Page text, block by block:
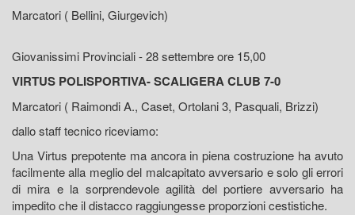
Marcatori ( Bellini, Giurgevich)
Giovanissimi Provinciali - 28 settembre ore 15,00
VIRTUS POLISPORTIVA- SCALIGERA CLUB 7-0
Marcatori ( Raimondi A., Caset, Ortolani 3, Pasquali, Brizzi)
dallo staff tecnico riceviamo:
Una Virtus prepotente ma ancora in piena costruzione ha avuto
facilmente alla meglio del malcapitato avversario e solo gli errori
di mira e la sorprendevole agilità del portiere avversario ha
impedito che il distacco raggiungesse proporzioni cestistiche.